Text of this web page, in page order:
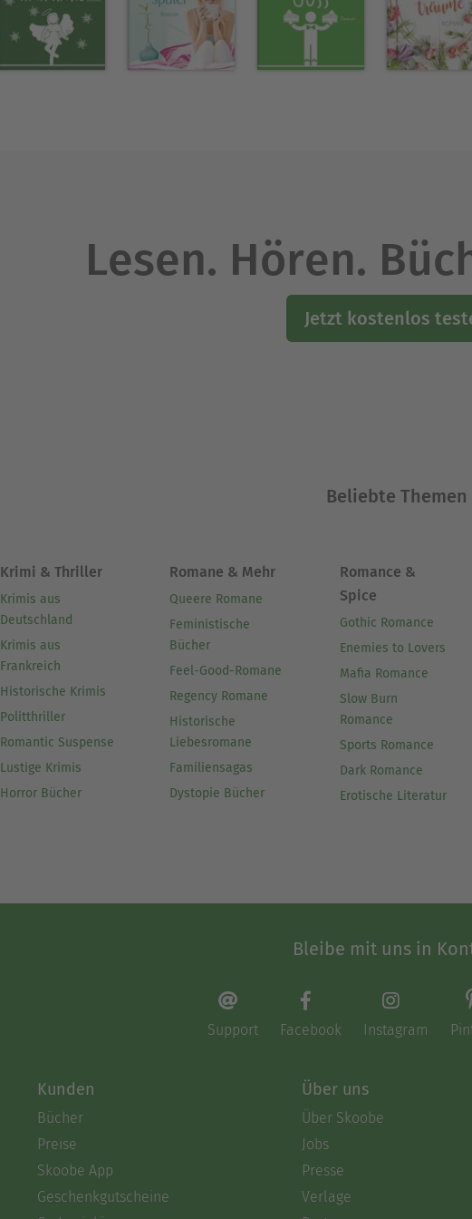
Lesen. Hören.
Jetzt kostenlos
Beliebte Themen
Krimi & Thriller
Krimis aus
Deutschland
Krimis aus
Frankreich
Historische Krimis
Politthriller
Romantic Suspense
Lustige Krimis
Horror Bücher
Romane & Mehr
Queere Romane
Feministische
Bücher
Feel-Good-Romane
Regency Romane
Historische
Liebesromane
Familiensagas
Dystopie Bücher
Romance &
Spice
Gothic Romance
Enemies to Lovers
Mafia Romance
Slow Burn
Romance
Sports Romance
Dark Romance
Erotische Literatur
Bleibe mit uns in
Support Facebook Instagram
Kunden
Bücher
Preise
Skoobe App
Geschenkgutscheine
Über uns
Über Skoobe
Jobs
Presse
Verlage